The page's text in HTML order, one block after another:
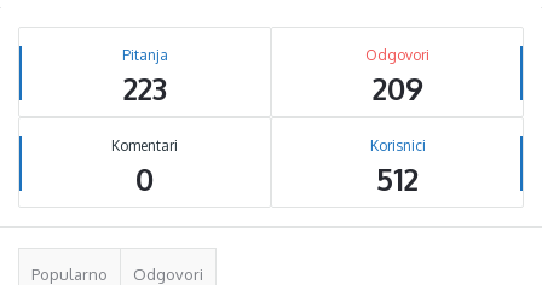
Sidebar
Stats Pitanja
223
Odgovori
209
Komentari
0
Korisnici
512
Popularno Odgovori